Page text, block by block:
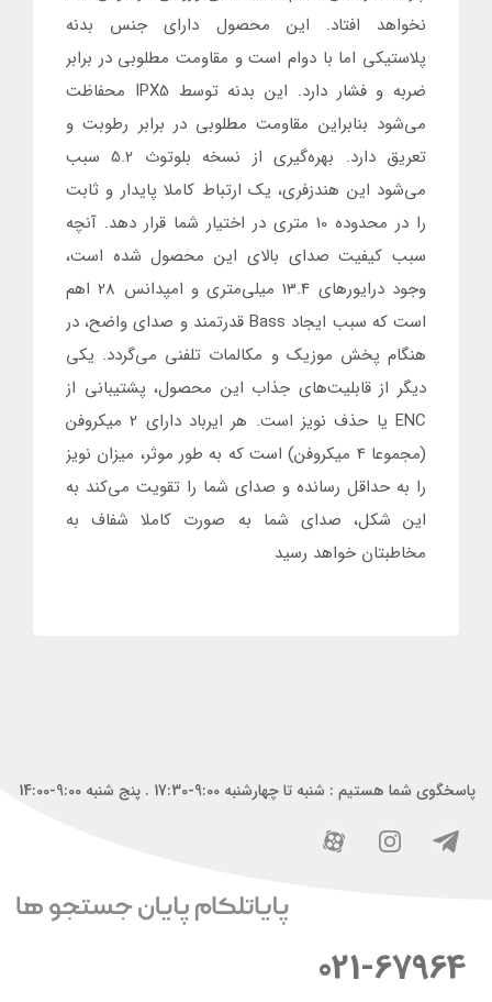
نخواهد افتاد. این محصول دارای جنس بدنه
پلاستیکی اما با دوام است و مقاومت مطلوبی در برابر
ضربه و فشار دارد. این بدنه توسط IPX5 محفاظت
می‌شود بنابراین مقاومت مطلوبی در برابر رطوبت و
تعریق دارد. بهره‌گیری از نسخه بلوتوث 5.2 سبب
می‌شود این هندزفری، یک ارتباط کاملا پایدار و ثابت
را در محدوده 10 متری در اختیار شما قرار دهد. آنچه
سبب کیفیت صدای بالای این محصول شده است،
وجود درایورهای 13.4 میلی‌متری و امپدانس 28 اهم
است که سبب ایجاد Bass قدرتمند و صدای واضح، در
هنگام پخش موزیک و مکالمات تلفنی می‌گردد. یکی
دیگر از قابلیت‌های جذاب این محصول، پشتیبانی از
ENC یا حذف نویز است. هر ایرباد دارای 2 میکروفن
(مجموعا 4 میکروفن) است که به طور موثر، میزان نویز
را به حداقل رسانده و صدای شما را تقویت می‌کند به
این شکل، صدای شما به صورت کاملا شفاف به
مخاطبتان خواهد رسید
پاسخگوی شما هستیم : شنبه تا چهارشنبه 9:00-17:30 . پنج شنبه 9:00-14:00
021-67964